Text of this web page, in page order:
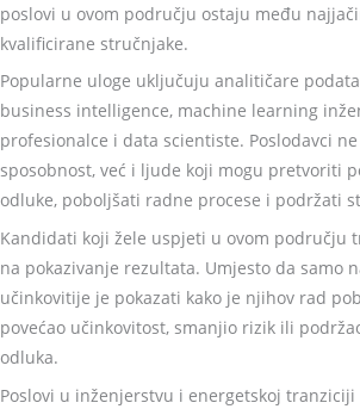
poslovi u ovom području ostaju među
kvalificirane stručnjake.
Popularne uloge uključuju analitičare
business intelligence, machine learning
profesionalce i data scientiste. Poslodavci
sposobnost, već i ljude koji mogu pretvoriti
odluke, poboljšati radne procese i podržati
Kandidati koji žele uspjeti u ovom području
na pokazivanje rezultata. Umjesto da samo
učinkovitije je pokazati kako je njihov rad
povećao učinkovitost, smanjio rizik ili
odluka.
Poslovi u inženjerstvu i energetskoj tranziciji